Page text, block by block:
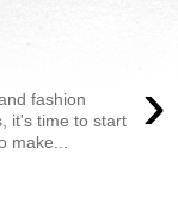
›
fashion
it's time to start
make...